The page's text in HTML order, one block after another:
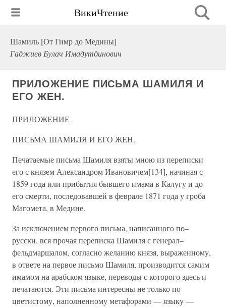
ВикиЧтение
Шамиль [От Гимр до Медины]
Гаджиев Булач Имадутдинович
ПРИЛОЖЕНИЕ ПИСЬМА ШАМИЛЯ И
ЕГО ЖЕН.
ПРИЛОЖЕНИЕ
ПИСЬМА ШАМИЛЯ И ЕГО ЖЕН.
Печатаемые письма Шамиля взяты мною из переписки
его с князем Александром Ивановичем[134], начиная с
1859 года или прибытия бывшего имама в Калугу и до
его смерти, последовавшей в феврале 1871 года у гроба
Магомета, в Медине.
За исключением первого письма, написанного по–
русски, вся прочая переписка Шамиля с генерал–
фельдмаршалом, согласно желанию князя, выраженному,
в ответе на первое письмо Шамиля, производится самим
имамом на арабском языке, переводы с которого здесь и
печатаются. Эти письма интересны не только по
цветистому, наполненному метафорами — языку —